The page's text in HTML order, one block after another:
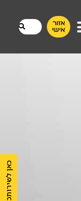
כאן לשירותכם
אזור
אישי